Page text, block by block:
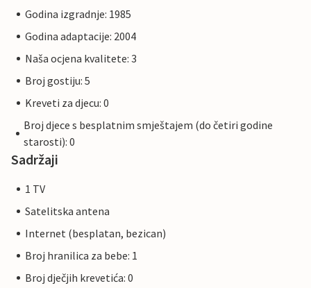
Godina izgradnje: 1985
Godina adaptacije: 2004
Naša ocjena kvalitete: 3
Broj gostiju: 5
Kreveti za djecu: 0
Broj djece s besplatnim smještajem (do četiri godine
starosti): 0
Sadržaji
1 TV
Satelitska antena
Internet (besplatan, bezican)
Broj hranilica za bebe: 1
Broj dječjih krevetića: 0